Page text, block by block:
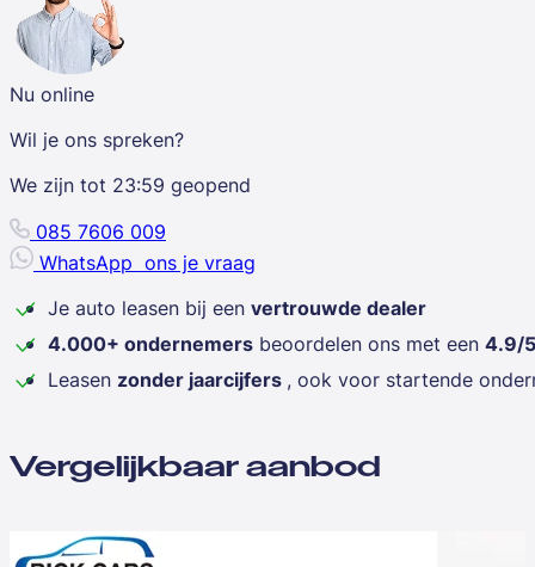
Nu online
Wil je ons spreken?
We zijn tot 23:59 geopend
085 7606 009
WhatsApp ons je vraag
Je auto leasen bij een vertrouwde dealer
4.000+ ondernemers beoordelen ons met een 4.9/5
Leasen zonder jaarcijfers , ook voor startende
Vergelijkbaar aanbod